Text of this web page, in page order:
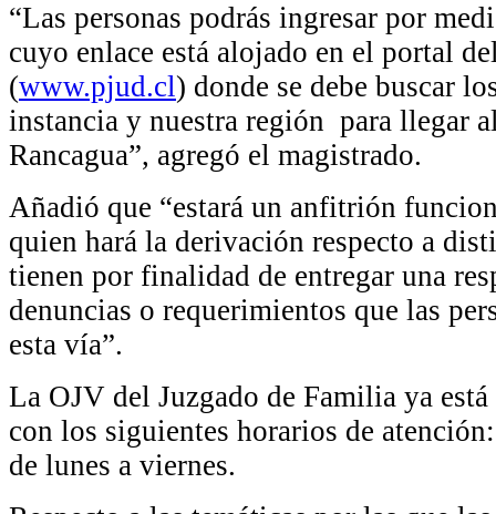
“Las personas podrás ingresar por
cuyo enlace está alojado en el portal
(www.pjud.cl) donde se debe buscar
instancia y nuestra región para llegar
Rancagua”, agregó el magistrado.
Añadió que “estará un anfitrión
quien hará la derivación respecto a
tienen por finalidad de entregar una
denuncias o requerimientos que las
esta vía”.
La OJV del Juzgado de Familia ya
con los siguientes horarios de
de lunes a viernes.